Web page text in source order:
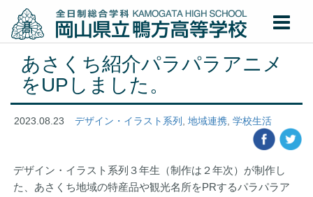
あさくち紹介パラパラアニメ
をUPしました。
2023.08.23 デザイン・イラスト系列 地域連携 学校生活
デザイン・イラスト系列３年生（制作は２年次）が制作し
た、あさくち地域の特産品や観光名所をPRするパラパラア